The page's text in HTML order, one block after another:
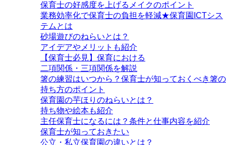
保育士の好感度を上げるメイクのポイント
業務効率化で保育士の負担を軽減★保育園ICTシス
テムとは
砂場遊びのねらいとは？
アイデアやメリットも紹介
【保育士必見】保育における
二項関係・三項関係を解説
箸の練習はいつから？保育士が知っておくべき箸の
持ち方のポイント
保育園の芋ほりのねらいとは？
持ち物や絵本も紹介
主任保育士になるには？条件と仕事内容を紹介
保育士が知っておきたい
公立・私立保育園の違いとは？